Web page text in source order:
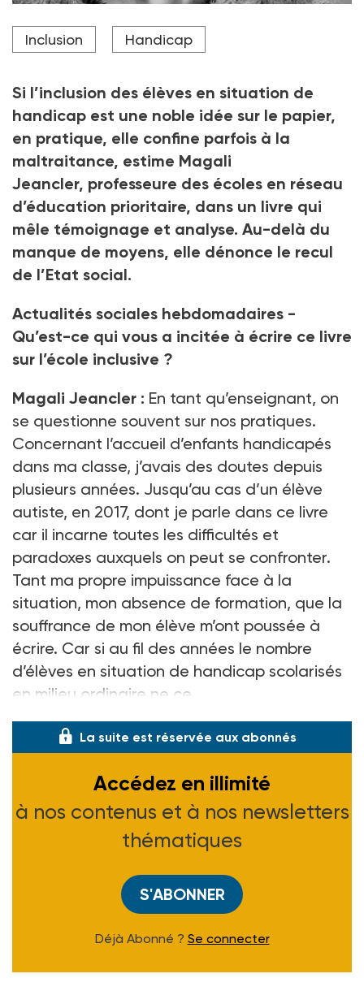
Enseignante, Magali Jeancler est l’auteure de
L’Envers de l’école inclusive (éd. Gallimard, 2022).
Inclusion Handicap
Si l’inclusion des élèves en situation de
handicap est une noble idée sur le papier,
en pratique, elle confine parfois à la
maltraitance, estime Magali
Jeancler, professeure des écoles en réseau
d’éducation prioritaire, dans un livre qui
mêle témoignage et analyse. Au-delà du
manque de moyens, elle dénonce le recul
de l’Etat social.
Actualités sociales hebdomadaires -
Qu’est-ce qui vous a incitée à écrire ce livre
sur l’école inclusive ?
Magali Jeancler : En tant qu’enseignant, on
se questionne souvent sur nos pratiques.
Concernant l’accueil d’enfants handicapés
dans ma classe, j’avais des doutes depuis
plusieurs années. Jusqu’au cas d’un élève
autiste, en 2017, dont je parle dans ce livre
car il incarne toutes les difficultés et
paradoxes auxquels on peut se confronter.
Tant ma propre impuissance face à la
situation, mon absence de formation, que la
souffrance de mon élève m’ont poussée à
écrire. Car si au fil des années le nombre
d’élèves en situation de handicap scolarisés
en milieu ordinaire ne ce
La suite est réservée aux abonnés
Accédez en illimité
à nos contenus et à nos newsletters
thématiques
S'ABONNER
Déjà Abonné ? Se connecter